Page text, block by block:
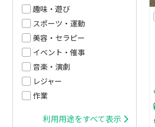
趣味・遊び
スポーツ・運動
美容・セラピー
イベント・催事
音楽・演劇
レジャー
作業
利用用途をすべて表示